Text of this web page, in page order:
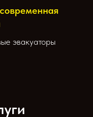
эвакуаторы